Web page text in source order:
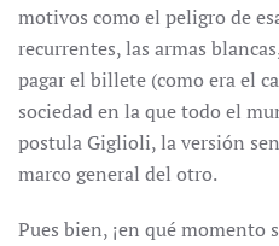
motivos como el peligro de
recurrentes, las armas
pagar el billete (como era el
sociedad en la que todo el
postula Giglioli, la versión
marco general del otro.
Pues bien, ¡en qué momento